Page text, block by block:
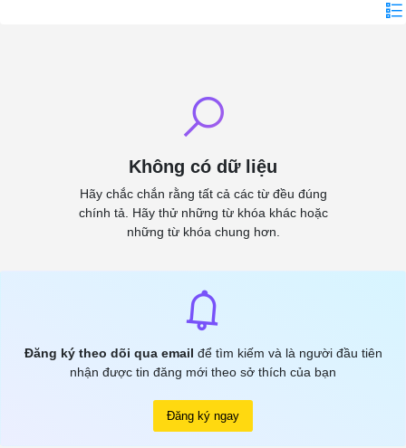
Không có dữ liệu
Hãy chắc chắn rằng tất cả các từ đều đúng
chính tả. Hãy thử những từ khóa khác hoặc
những từ khóa chung hơn.
Đăng ký theo dõi qua email để tìm kiếm và là người đầu tiên
nhận được tin đăng mới theo sở thích của bạn
Đăng ký ngay